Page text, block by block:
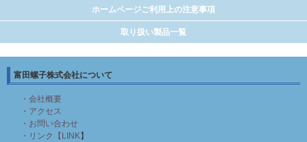
ホームページご利用上の注意事項
取り扱い製品一覧
富田螺子株式会社について
・会社概要
・アクセス
・お問い合わせ
・リンク【LINK】